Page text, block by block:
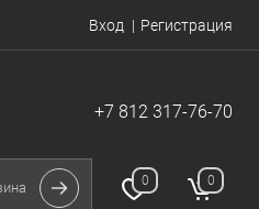
Вход Регистрация
+7 812 317-76-70
0 0